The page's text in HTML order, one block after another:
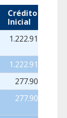
Crédito
Inicial
1.222.914,00
1.222.914,00
277.905,00
277.905,00